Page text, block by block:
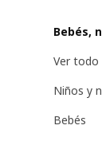
Bebés,
Ver todo
Niños y
Bebés